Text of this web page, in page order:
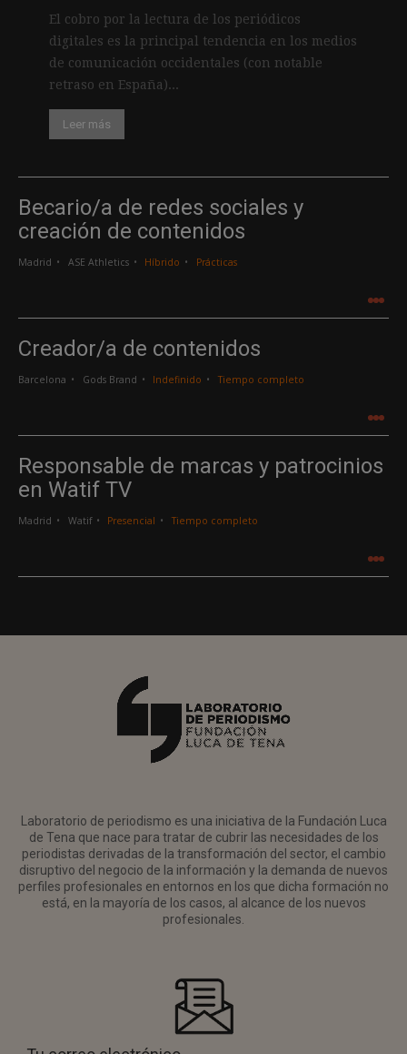
El cobro por la lectura de los periódicos
digitales es la principal tendencia en los medios
de comunicación occidentales (con notable
retraso en España)...
Leer más
Becario/a de redes sociales y
creación de contenidos
Madrid ASE Athletics Híbrido Prácticas
Creador/a de contenidos
Barcelona Gods Brand Indefinido Tiempo completo
Responsable de marcas y patrocinios
en Watif TV
Madrid Watif Presencial Tiempo completo
Laboratorio de periodismo es una iniciativa de la Fundación Luca
de Tena que nace para tratar de cubrir las necesidades de los
periodistas derivadas de la transformación del sector, el cambio
disruptivo del negocio de la información y la demanda de nuevos
perfiles profesionales en entornos en los que dicha formación no
está, en la mayoría de los casos, al alcance de los nuevos
profesionales.